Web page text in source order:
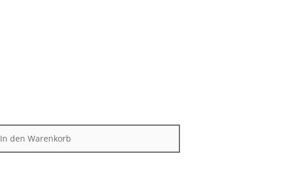
In den Warenkorb